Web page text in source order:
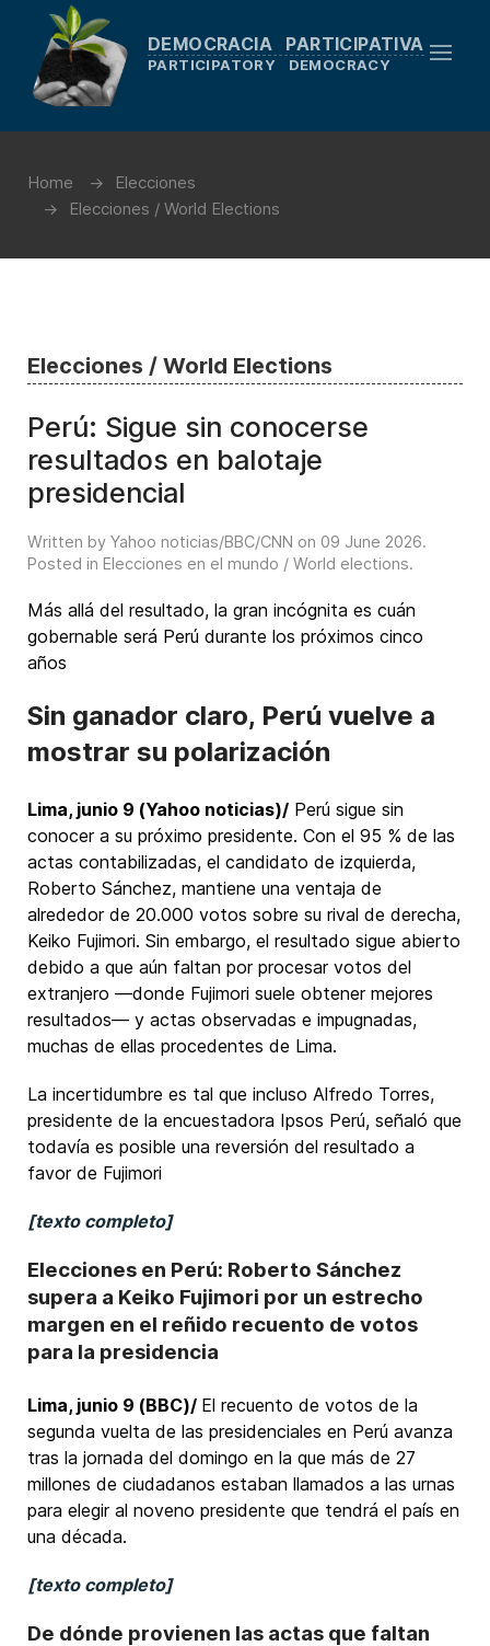
DEMOCRACIA PARTICIPATIVA
PARTICIPATORY DEMOCRACY
Home
Elecciones
Elecciones / World Elections
Elecciones / World Elections
Perú: Sigue sin conocerse
resultados en balotaje
presidencial
Written by Yahoo noticias/BBC/CNN on 09 June 2026.
Posted in Elecciones en el mundo / World elections.
Más allá del resultado, la gran incógnita es cuán
gobernable será Perú durante los próximos cinco
años
Sin ganador claro, Perú vuelve a
mostrar su polarización
Lima, junio 9 (Yahoo noticias)/ Perú sigue sin
conocer a su próximo presidente. Con el 95 % de las
actas contabilizadas, el candidato de izquierda,
Roberto Sánchez, mantiene una ventaja de
alrededor de 20.000 votos sobre su rival de derecha,
Keiko Fujimori. Sin embargo, el resultado sigue abierto
debido a que aún faltan por procesar votos del
extranjero ―donde Fujimori suele obtener mejores
resultados― y actas observadas e impugnadas,
muchas de ellas procedentes de Lima.
La incertidumbre es tal que incluso Alfredo Torres,
presidente de la encuestadora Ipsos Perú, señaló que
todavía es posible una reversión del resultado a
favor de Fujimori
[texto completo]
Elecciones en Perú: Roberto Sánchez
supera a Keiko Fujimori por un estrecho
margen en el reñido recuento de votos
para la presidencia
Lima, junio 9 (BBC)/ El recuento de votos de la
segunda vuelta de las presidenciales en Perú avanza
tras la jornada del domingo en la que más de 27
millones de ciudadanos estaban llamados a las urnas
para elegir al noveno presidente que tendrá el país en
una década.
[texto completo]
De dónde provienen las actas que faltan